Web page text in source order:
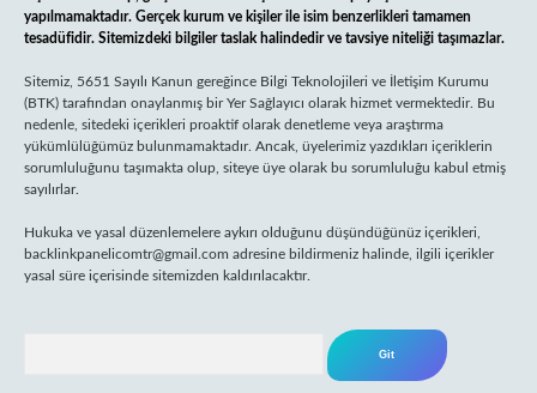
yapılmamaktadır. Gerçek kurum ve kişiler ile isim benzerlikleri tamamen
tesadüfidir. Sitemizdeki bilgiler taslak halindedir ve tavsiye niteliği taşımazlar.
Sitemiz, 5651 Sayılı Kanun gereğince Bilgi Teknolojileri ve İletişim Kurumu
(BTK) tarafından onaylanmış bir Yer Sağlayıcı olarak hizmet vermektedir. Bu
nedenle, sitedeki içerikleri proaktif olarak denetleme veya araştırma
yükümlülüğümüz bulunmamaktadır. Ancak, üyelerimiz yazdıkları içeriklerin
sorumluluğunu taşımakta olup, siteye üye olarak bu sorumluluğu kabul etmiş
sayılırlar.
Hukuka ve yasal düzenlemelere aykırı olduğunu düşündüğünüz içerikleri,
backlinkpanelicomtr@gmail.com adresine bildirmeniz halinde, ilgili içerikler
yasal süre içerisinde sitemizden kaldırılacaktır.